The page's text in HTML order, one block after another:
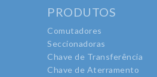
PRODUTOS
Comutadores
Seccionadoras
Chave de Transferência
Chave de Aterramento